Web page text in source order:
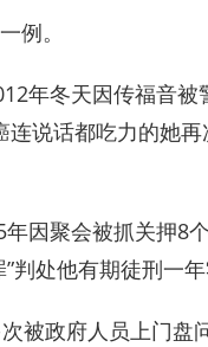
例。
年冬天因传福音被
说话都吃力的她
因聚会被抓关押8
处他有期徒刑一年
被政府人员上门盘